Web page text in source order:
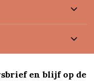
en blijf op de